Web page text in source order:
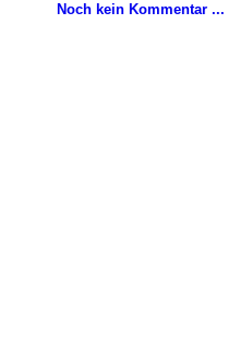
Noch kein Kommentar ...